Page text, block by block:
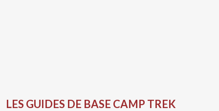
LES GUIDES DE BASE CAMP TREK